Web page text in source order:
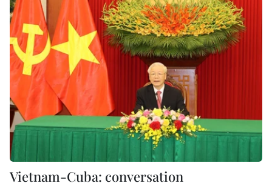
Vietnam-Cuba: conversation